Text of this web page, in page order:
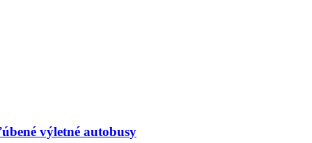
výletné autobusy